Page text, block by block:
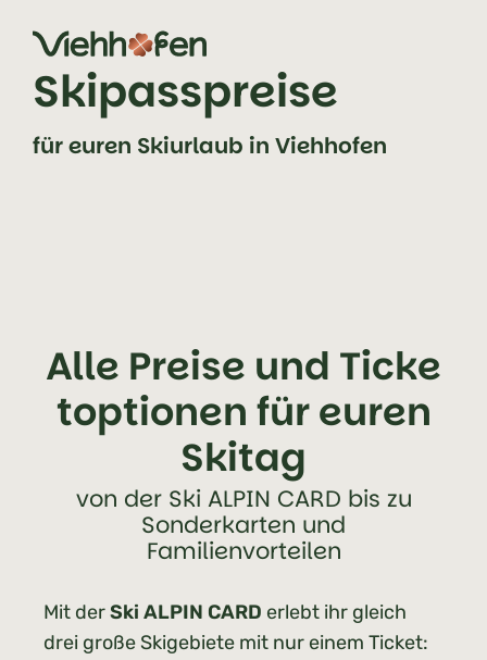
Zum Inhalt springen (Alt+0)
Zum Hauptmenü springen (Alt+1)
Skipasspreise
für euren Skiurlaub in Viehhofen
Alle Preise und Ticke
toptionen für euren
Skitag
von der Ski ALPIN CARD bis zu
Sonderkarten und
Familienvorteilen
Mit derSki ALPIN CARD erlebt ihr gleich
drei große Skigebiete mit nur einem Ticket: